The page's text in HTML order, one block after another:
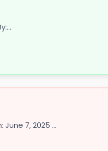
7, 2025 ...